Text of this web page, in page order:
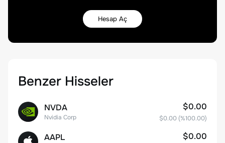
Hesap Aç
Benzer Hisseler
NVDA
Nvidia Corp
$0.00
$0.00 (%100.00)
AAPL $0.00